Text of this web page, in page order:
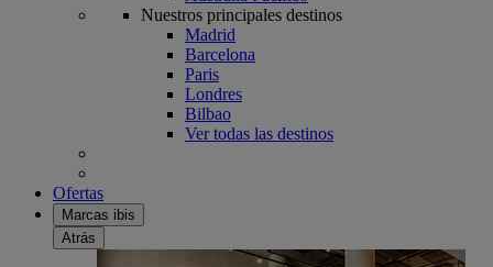
Nuestros principales destinos
Madrid
Barcelona
Paris
Londres
Bilbao
Ver todas las destinos
Ofertas
Marcas ibis
Atrás